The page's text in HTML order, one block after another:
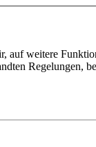
auf weitere
Regelungen,